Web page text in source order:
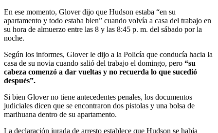
En ese momento, Glover dijo que Hudson estaba “en su
apartamento y todo estaba bien” cuando volvía a casa del trabajo en
su hora de almuerzo entre las 8 y las 8:45 p. m. del sábado por la
noche.
Según los informes, Glover le dijo a la Policía que conducía hacia la
casa de su novia cuando salió del trabajo el domingo, pero “su
cabeza comenzó a dar vueltas y no recuerda lo que sucedió
después”.
Si bien Glover no tiene antecedentes penales, los documentos
judiciales dicen que se encontraron dos pistolas y una bolsa de
marihuana dentro de su apartamento.
La declaración jurada de arresto establece que Hudson se había